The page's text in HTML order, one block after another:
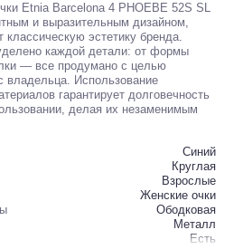
Etnia Barcelona 4 PHOEBE 52S SL
и выразительным дизайном,
классическую эстетику бренда.
каждой детали: от формы
— все продумано с целью
владельца. Использование
гарантирует долговечность
делая их незаменимым
Синий
Круглая
Взрослые
Женские очки
Ободковая
Металл
Есть